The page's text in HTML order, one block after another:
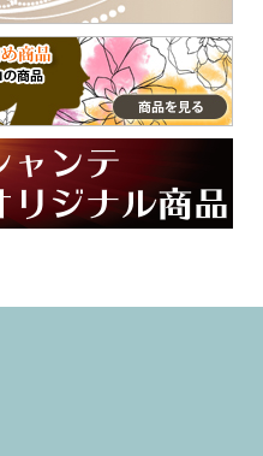
♡ 大
毎
を
だ
い
使
香
だ
。
🌼
おすすめ😌 嫌な臭
くれます😄 普段使
ってるクリームと
違った手肌フォー
ム、是非、試して
グラム @syante.o
nline 商品サイト h
ttps://www.syante-
#プロテクトフォ